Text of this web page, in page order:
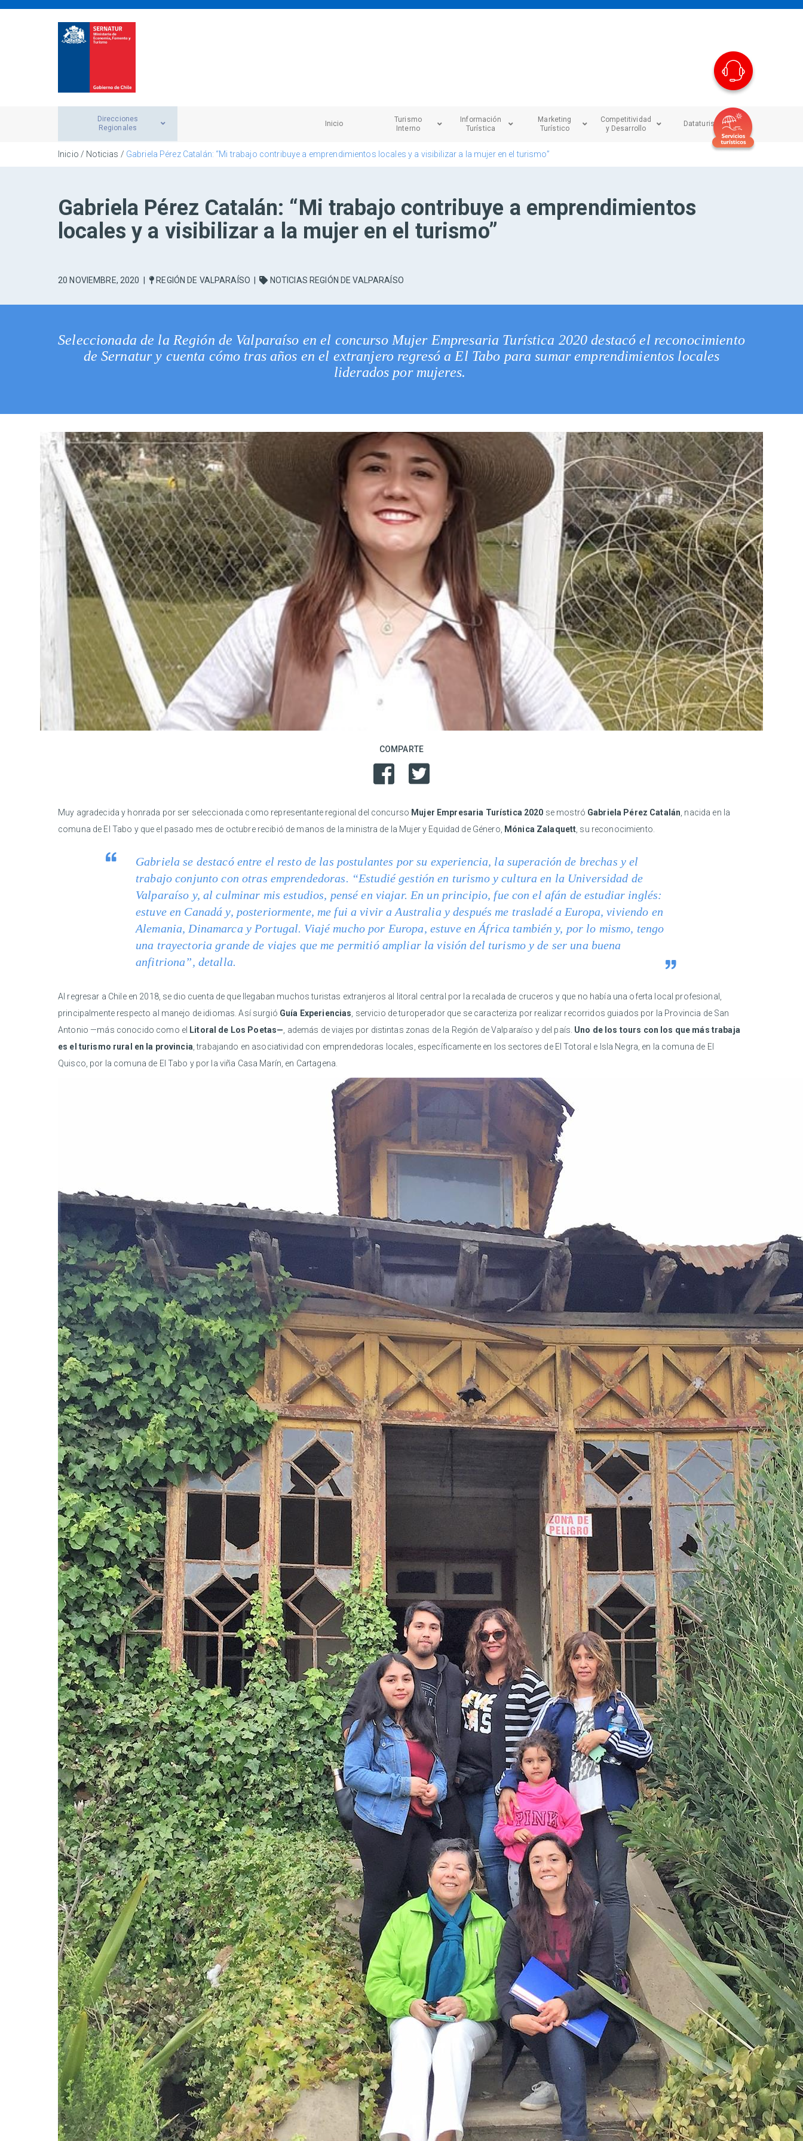
Direcciones
Regionales
Inicio
Turismo
Interno
Información
Turística
Marketing
Turístico
Competitividad
y Desarrollo
Dataturismo
Inicio / Noticias / Gabriela Pérez Catalán: “Mi trabajo contribuye a emprendimientos locales y a visibilizar a la mujer en el turismo”
Gabriela Pérez Catalán: “Mi trabajo contribuye a emprendimientos
locales y a visibilizar a la mujer en el turismo”
20 NOVIEMBRE, 2020 REGIÓN DE VALPARAÍSO NOTICIAS REGIÓN DE VALPARAÍSO
Seleccionada de la Región de Valparaíso en el concurso Mujer Empresaria Turística 2020 destacó el reconocimiento
de Sernatur y cuenta cómo tras años en el extranjero regresó a El Tabo para sumar emprendimientos locales
liderados por mujeres.
COMPARTE
Muy agradecida y honrada por ser seleccionada como representante regional del concurso Mujer Empresaria Turística 2020 se mostró Gabriela Pérez Catalán , nacida en la
comuna de El Tabo y que el pasado mes de octubre recibió de manos de la ministra de la Mujer y Equidad de Género,
Mónica Zalaquett , su reconocimiento.
Gabriela se destacó entre el resto de las postulantes por su experiencia, la superación de brechas y el
trabajo conjunto con otras emprendedoras. “Estudié gestión en turismo y cultura en la Universidad de
Valparaíso y, al culminar mis estudios, pensé en viajar. En un principio, fue con el afán de estudiar inglés:
estuve en Canadá y, posteriormente, me fui a vivir a Australia y después me trasladé a Europa, viviendo en
Alemania, Dinamarca y Portugal. Viajé mucho por Europa, estuve en África también y, por lo mismo, tengo
una trayectoria grande de viajes que me permitió ampliar la visión del turismo y de ser una buena
anfitriona”, detalla.
Al regresar a Chile en 2018, se dio cuenta de que llegaban muchos turistas extranjeros al litoral central por la recalada de cruceros y que no había una oferta local profesional,
principalmente respecto al manejo de idiomas. Así surgió Guía Experiencias , servicio de turoperador que se caracteriza por realizar recorridos guiados por la Provincia de San
Antonio —más conocido como el Litoral de Los Poetas— , además de viajes por distintas zonas de la Región de Valparaíso y del país. Uno de los tours con los que más trabaja
es el turismo rural en la provincia , trabajando en asociatividad con emprendedoras locales, específicamente en los sectores de El Totoral e Isla Negra, en la comuna de El
Quisco, por la comuna de El Tabo y por la viña Casa Marín, en Cartagena.